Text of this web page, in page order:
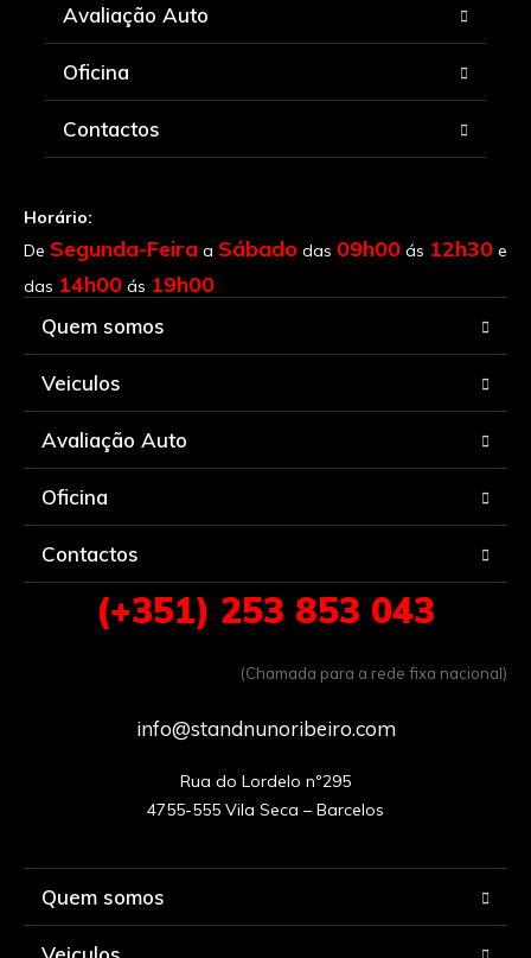
Avaliação Auto
Oficina
Contactos
Horário:
De Segunda-Feira a Sábado das 09h00 ás 12h30 e
das 14h00 ás 19h00
Quem somos
Veiculos
Avaliação Auto
Oficina
Contactos
(+351) 253 853 043
(Chamada para a rede fixa nacional)
info@standnunoribeiro.com
Rua do Lordelo nº295
Quem somos